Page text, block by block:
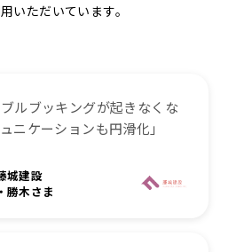
いただいています。
ブルブッキングが起きなくな
ニケーションも円滑化」
城建設
勝木さま